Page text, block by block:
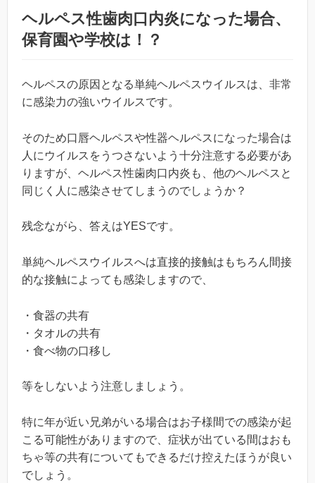
ヘルペス性歯肉口内炎になった場合、
保育園や学校は！？
ヘルペスの原因となる単純ヘルペスウイルスは、非常
に感染力の強いウイルスです。
そのため口唇ヘルペスや性器ヘルペスになった場合は
人にウイルスをうつさないよう十分注意する必要があ
りますが、ヘルペス性歯肉口内炎も、他のヘルペスと
同じく人に感染させてしまうのでしょうか？
残念ながら、答えはYESです。
単純ヘルペスウイルスへは直接的接触はもちろん間接
的な接触によっても感染しますので、
・食器の共有
・タオルの共有
・食べ物の口移し
等をしないよう注意しましょう。
特に年が近い兄弟がいる場合はお子様間での感染が起
こる可能性がありますので、症状が出ている間はおも
ちゃ等の共有についてもできるだけ控えたほうが良い
でしょう。